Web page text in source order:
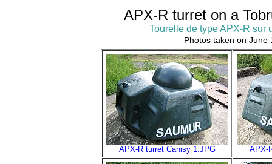
APX-R turret on a
Tourelle de type APX-R sur
Photos taken on June
APX-R turret Canisy 1.JPG APX-